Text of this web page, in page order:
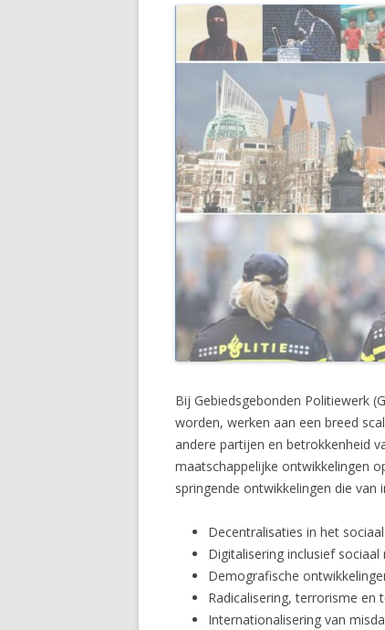
Bij Gebiedsgebonden Politiewerk
worden, werken aan een breed
andere partijen en betrokkenheid
maatschappelijke ontwikkelingen
springende ontwikkelingen die
Decentralisaties in het
Digitalisering inclusief sociaal
Demografische
Radicalisering, terrorisme en
Internationalisering van